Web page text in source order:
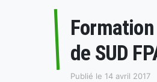
de SUD
Publié le 14 avril 2017